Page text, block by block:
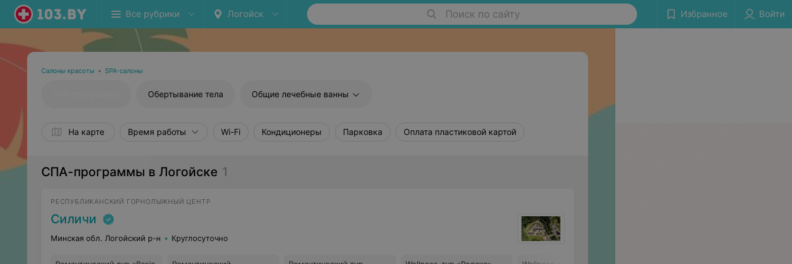
Все рубрики Логойск Поиск по сайту Избранное Войти
Салоны красоты • SPA-салоны
Обертывание тела Общие лечебные ванны
На карте Время работы Wi-Fi Кондиционеры Парковка Оплата пластиковой картой
СПА-программы в Логойске 1
РЕСПУБЛИКАНСКИЙ ГОРНОЛЫЖНЫЙ ЦЕНТР
Силичи
Минская обл. Логойский р-н Круглосуточно